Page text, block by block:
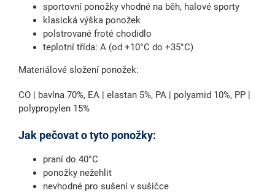
sportovní ponožky vhodné na běh, halové sporty
klasická výška ponožek
polstrované froté chodidlo
teplotní třída: A (od +10°C do +35°C)
Materiálové složení ponožek:
CO | bavlna 70%, EA | elastan 5%, PA | polyamid 10%, PP |
polypropylen 15%
Jak pečovat o tyto ponožky:
praní do 40°C
ponožky nežehlit
nevhodné pro sušení v sušičce